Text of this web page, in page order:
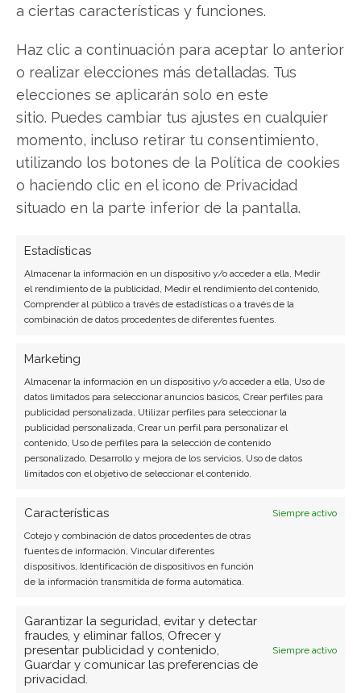
a ciertas características y funciones.
Haz clic a continuación para aceptar lo anterior
o realizar elecciones más detalladas. Tus
elecciones se aplicarán solo en este
sitio. Puedes cambiar tus ajustes en cualquier
momento, incluso retirar tu consentimiento,
utilizando los botones de la Política de cookies
o haciendo clic en el icono de Privacidad
situado en la parte inferior de la pantalla.
Estadísticas
Almacenar la información en un dispositivo y/o acceder a ella, Medir
el rendimiento de la publicidad, Medir el rendimiento del contenido,
Comprender al público a través de estadísticas o a través de la
combinación de datos procedentes de diferentes fuentes.
Marketing
Almacenar la información en un dispositivo y/o acceder a ella, Uso de
datos limitados para seleccionar anuncios básicos, Crear perfiles para
publicidad personalizada, Utilizar perfiles para seleccionar la
publicidad personalizada, Crear un perfil para personalizar el
contenido, Uso de perfiles para la selección de contenido
personalizado, Desarrollo y mejora de los servicios, Uso de datos
limitados con el objetivo de seleccionar el contenido.
Características
Siempre activo
Cotejo y combinación de datos procedentes de otras
fuentes de información, Vincular diferentes
dispositivos, Identificación de dispositivos en función
de la información transmitida de forma automática.
Garantizar la seguridad, evitar y detectar
fraudes, y eliminar fallos, Ofrecer y
presentar publicidad y contenido,
Guardar y comunicar las preferencias de
privacidad.
Siempre activo
Ver todos los artículos →
BUSCAR
ARTÍCULOS RECIENTES